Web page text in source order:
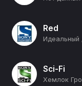
Red
Идеальный
Sci-Fi